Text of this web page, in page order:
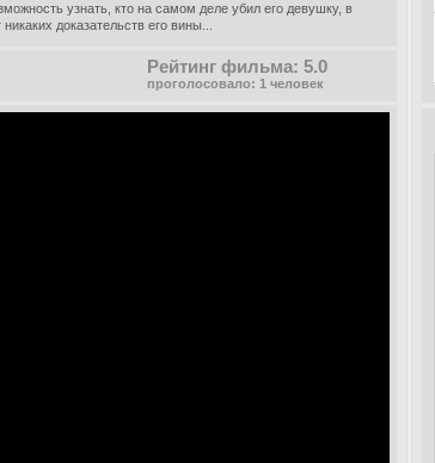
узнать, кто на самом деле убил его девушку, в
доказательств его вины...
Рейтинг фильма: 5.0
проголосовало: 1 человек